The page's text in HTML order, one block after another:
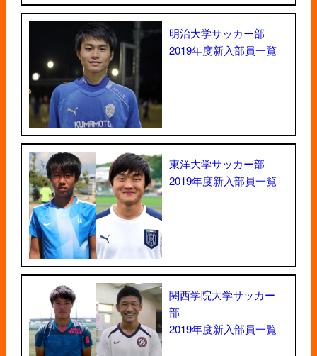
明治大学サッカー部
2019年度新入部員一覧
東洋大学サッカー部
2019年度新入部員一覧
関西学院大学サッカー
部
2019年度新入部員一覧